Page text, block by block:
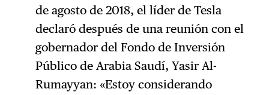
de agosto de 2018, el líder de Tesla
declaró después de una reunión con el
gobernador del Fondo de Inversión
Público de Arabia Saudí, Yasir Al-
Rumayyan: «Estoy considerando